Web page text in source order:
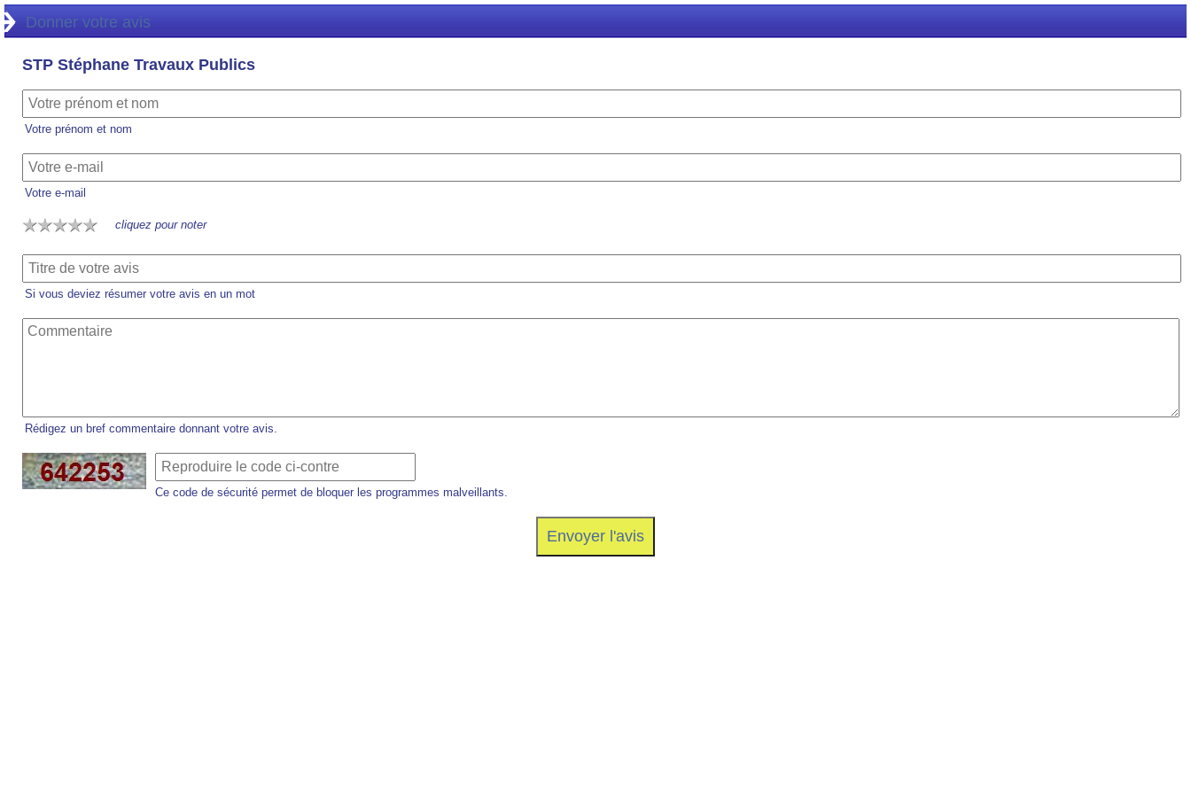
Donner votre avis
STP Stéphane Travaux Publics
Votre prénom et nom
Votre e-mail
cliquez pour noter
Si vous deviez résumer votre avis en un mot
Rédigez un bref commentaire donnant votre avis.
Ce code de sécurité permet de bloquer les programmes malveillants.